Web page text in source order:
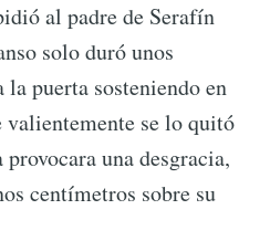
al padre de Serafín
solo duró unos
puerta sosteniendo en
valientemente se lo quitó
una desgracia,
centímetros sobre su